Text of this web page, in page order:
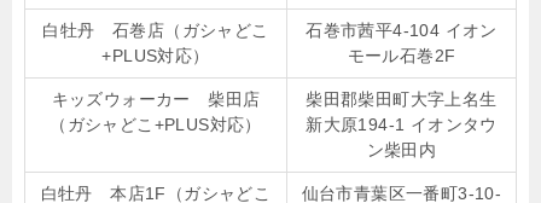
白牡丹 石巻店（ガシャどこ
+PLUS対応）
石巻市茜平4-104 イオン
モール石巻2F
キッズウォーカー 柴田店
（ガシャどこ+PLUS対応）
柴田郡柴田町大字上名生
新大原194-1 イオンタウ
ン柴田内
白牡丹 本店1F（ガシャどこ
仙台市青葉区一番町3-10-